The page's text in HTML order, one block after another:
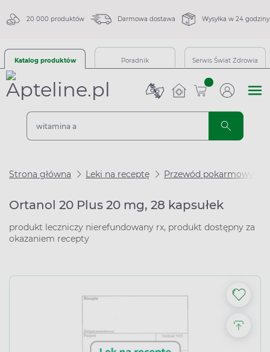
20 000 produktów Darmowa dostawa Wysyłka w 24 godziny
Katalog produktów Poradnik Serwis Świat Zdrowia
sztuk
Strona główna Leki na receptę Przewód pokarmowy i
Ortanol 20 Plus 20 mg, 28 kapsułek
produkt leczniczy nierefundowany rx, produkt dostępny za
okazaniem recepty